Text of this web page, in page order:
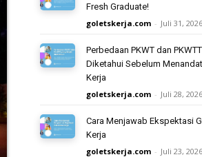
Fresh Graduate!
goletskerja.com - Juli 31, 2026
Perbedaan PKWT dan
Diketahui Sebelum
Kerja
goletskerja.com - Juli 28, 2026
Cara Menjawab Ekspektasi
Kerja
goletskerja.com - Juli 23, 2026